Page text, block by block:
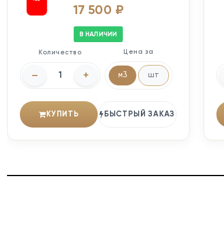
17 500 ₽
В НАЛИЧИИ
Количество
– +
Цена за
м3 шт
КУПИТЬ БЫСТРЫЙ ЗАКАЗ